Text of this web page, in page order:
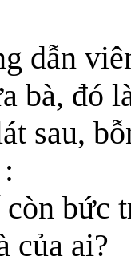
dẫn
bà, đó
sau,
còn bức
của ai?